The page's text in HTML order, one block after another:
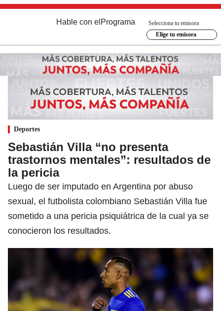
Hable con el Programa
Selecciona tu emisora
Elige tu emisora
Deportes
Sebastián Villa “no presenta
trastornos mentales”: resultados de
la pericia
Luego de ser imputado en Argentina por abuso
sexual, el futbolista colombiano Sebastián Villa fue
sometido a una pericia psiquiátrica de la cual ya se
conocieron los resultados.